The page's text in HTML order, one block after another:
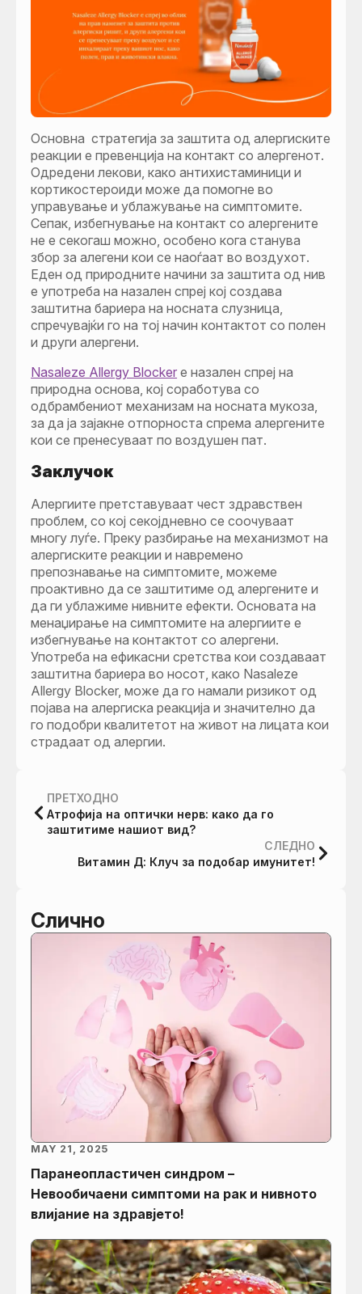
Основна стратегија за заштита од алергиските
реакции е превенција на контакт со алергенот.
Одредени лекови, како антихистаминици и
кортикостероиди може да помогне во
управување и ублажување на симптомите.
Сепак, избегнување на контакт со алергените
не е секогаш можно, особено кога станува
збор за алегени кои се наоѓаат во воздухот.
Еден од природните начини за заштита од нив
е употреба на назален спреј кој создава
заштитна бариера на носната слузница,
спречувајќи го на тој начин контактот со полен
и други алергени.
Nasaleze Allergy Blocker е назален спреј на
природна основа, кој соработува со
одбрамбениот механизам на носната мукоза,
за да ја зајакне отпорноста спрема алергените
кои се пренесуваат по воздушен пат.
Заклучок
Алергиите претставуваат чест здравствен
проблем, со кој секојдневно се соочуваат
многу луѓе. Преку разбирање на механизмот на
алергиските реакции и навремено
препознавање на симптомите, можеме
проактивно да се заштитиме од алергените и
да ги ублажиме нивните ефекти. Основата на
менаџирање на симптомите на алергиите е
избегнување на контактот со алергени.
Употреба на ефикасни сретства кои создаваат
заштитна бариера во носот, како Nasaleze
Allergy Blocker, може да го намали ризикот од
појава на алергиска реакција и значително да
го подобри квалитетот на живот на лицата кои
страдаат од алергии.
ПРЕТХОДНО
Атрофија на оптички нерв: како да го
заштитиме нашиот вид?
СЛЕДНО
Витамин Д: Клуч за подобар имунитет!
Слично
Паранеопластичен синдром –
Невообичаени симптоми на рак и нивното
влијание на здравјето!
MAY 21, 2025